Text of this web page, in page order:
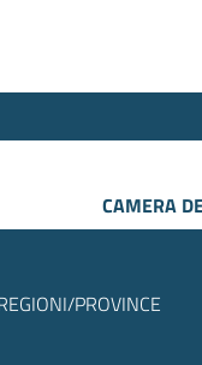
CAMERA
PROVINCE